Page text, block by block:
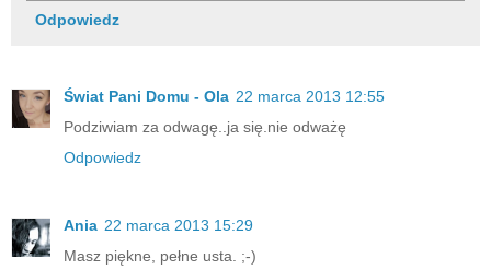
Odpowiedz
Świat Pani Domu - Ola 22 marca 2013 12:55
Podziwiam za odwagę..ja się.nie odważę
Odpowiedz
Ania 22 marca 2013 15:29
Masz piękne, pełne usta. ;-)